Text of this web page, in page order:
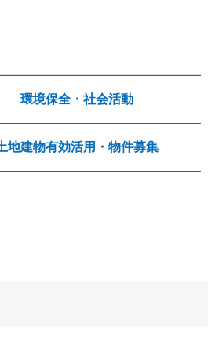
環境保全・社会活動
地建物有効活用・物件募集